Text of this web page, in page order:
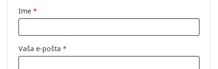
Ime *
Vaša e-pošta *